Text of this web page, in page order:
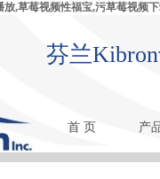
放,草莓视频性福宝,污草莓视频
芬兰Kibron
首 页 产